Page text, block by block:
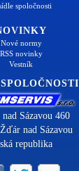
spoločnosti
Nové normy
RSS novinky
Vestník
Sázavou 460
nad Sázavou
republika